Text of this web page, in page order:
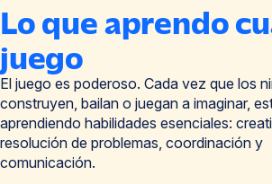
Lo que aprendo
juego
El juego es poderoso. Cada vez que los
construyen, bailan o juegan a imaginar,
aprendiendo habilidades esenciales:
resolución de problemas, coordinación y
comunicación.